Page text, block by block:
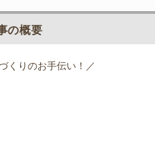
の概要
くりのお手伝い！／